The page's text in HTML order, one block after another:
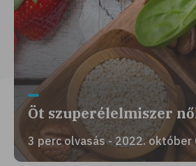
Öt szuperélelmiszer
3 perc olvasás - 2022. október